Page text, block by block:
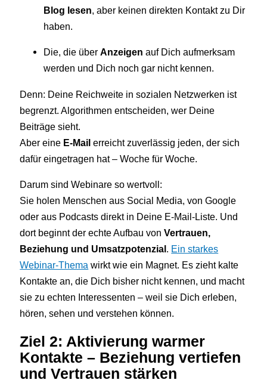
Blog lesen, aber keinen direkten Kontakt zu Dir
haben.
Die, die überAnzeigen auf Dich aufmerksam
werden und Dich noch gar nicht kennen.
Denn: Deine Reichweite in sozialen Netzwerken ist
begrenzt. Algorithmen entscheiden, wer Deine
Beiträge sieht.
Aber eine E-Mail erreicht zuverlässig jeden, der sich
dafür eingetragen hat – Woche für Woche.
Darum sind Webinare so wertvoll:
Sie holen Menschen aus Social Media, von Google
oder aus Podcasts direkt in Deine E-Mail-Liste. Und
dort beginnt der echte Aufbau vonVertrauen,
Beziehung und Umsatzpotenzial. Ein starkes
Webinar-Thema wirkt wie ein Magnet. Es zieht kalte
Kontakte an, die Dich bisher nicht kennen, und macht
sie zu echten Interessenten – weil sie Dich erleben,
hören, sehen und verstehen können.
Ziel 2: Aktivierung warmer
Kontakte – Beziehung vertiefen
und Vertrauen stärken